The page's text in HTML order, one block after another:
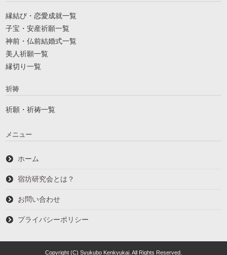
縁結び・恋愛成就一覧
子宝・安産祈願一覧
神前・仏前結婚式一覧
美人祈願一覧
縁切り一覧
祈祷
祈願・祈祷一覧
メニュー
ホーム
宿坊研究会とは？
お問い合わせ
プライバシーポリシー
Copyright (C) Syukubo Kenkyukai. All Rights Reserved.